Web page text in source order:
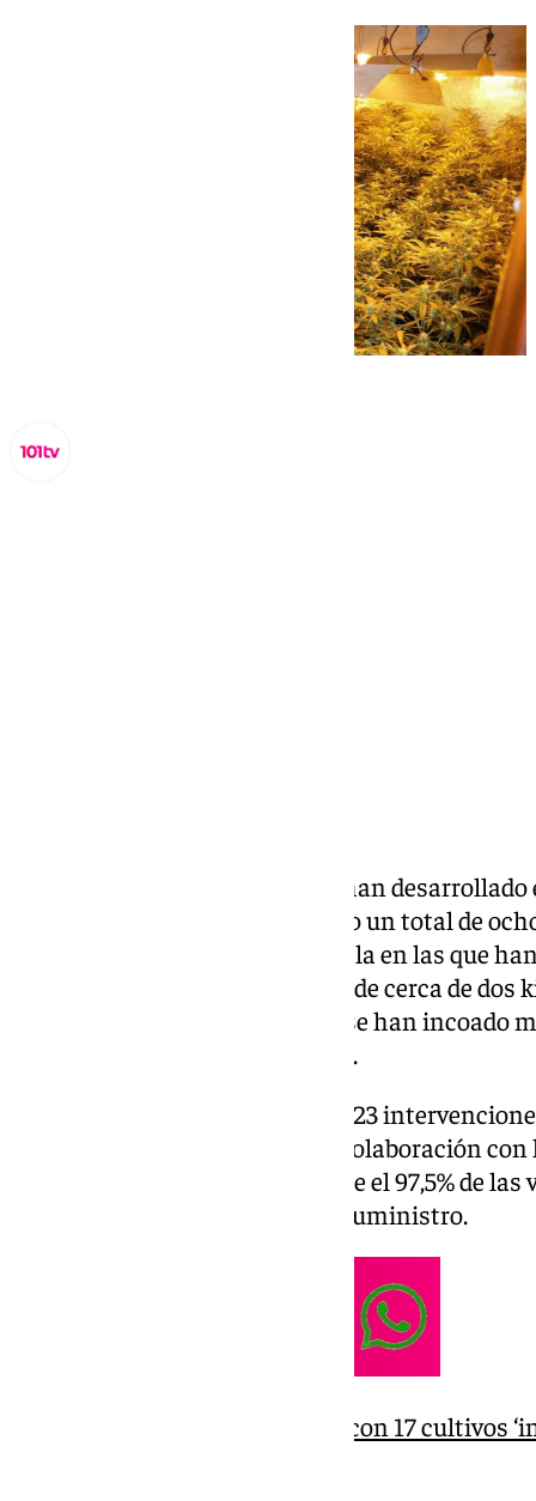
Agentes de la Policía Nacional han
durante el pasado mes de marzo un total de
de drogas a pequeña y gran escala en las que
plantas de marihuana, además de cerca de
personas han sido detenidos y se han incoado
administrativos sancionadores.
Además, se han llevado a cabo 123
fluido eléctrico en Granada en colaboración
las cuales se ha comprobado que el 97,5% de
conexiones ilegales a la red de suministro.
Desmantelan varios pisos con 17 cultivos